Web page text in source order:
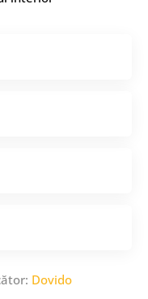
Dovido